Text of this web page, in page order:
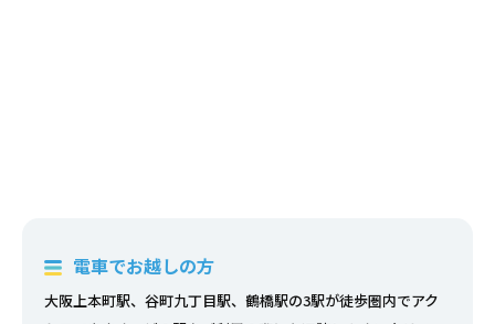
電車でお越しの方
大阪上本町駅、谷町九丁目駅、鶴橋駅の3駅が徒歩圏内でアク